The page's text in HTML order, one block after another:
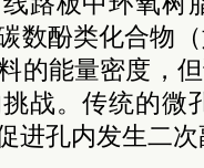
数酚类化合物
的能量密度，
战。传统的微
进孔内发生二